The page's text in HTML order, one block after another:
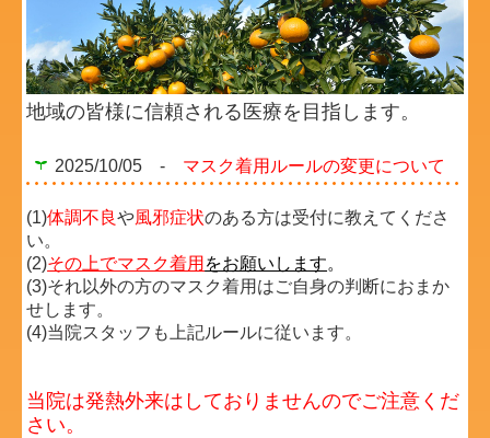
院長講演
以前のお知らせ
プライバシーポリシー
求人情報
地域の皆様に信頼される医療を目指します。
2025/10/05 - マスク着用ルールの変更について
(1)体調不良や風邪症状のある方は受付に教えてくださ
い。
(2)その上でマスク着用 をお願いします。
(3)それ以外の方のマスク着用はご自身の判断におまか
せします。
(4)当院スタッフも上記ルールに従います。
当院は発熱外来はしておりませんのでご注意くだ
さい。